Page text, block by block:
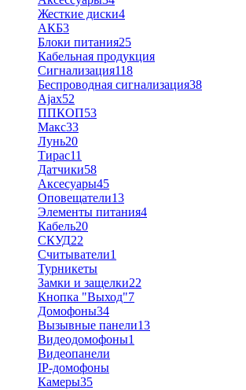
Жесткие диски4
АКБ3
Блоки питания25
Кабельная продукция
Сигнализация118
Беспроводная сигнализация38
Ajax52
ППКОП53
Макс33
Лунь20
Тирас11
Датчики58
Аксесуары45
Оповещатели13
Элементы питания4
Кабель20
СКУД22
Считыватели1
Турникеты
Замки и защелки22
Кнопка "Выход"7
Домофоны34
Вызывные панели13
Видеодомофоны1
Видеопанели
IP-домофоны
Камеры35